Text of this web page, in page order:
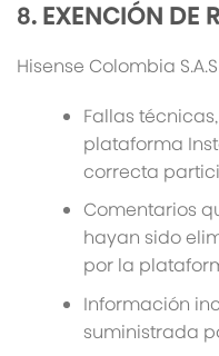
8. EXENCIÓN DE
Hisense Colombia
Fallas
plataforma
correcta
Comentarios
hayan sido
por la
Información
suministrada